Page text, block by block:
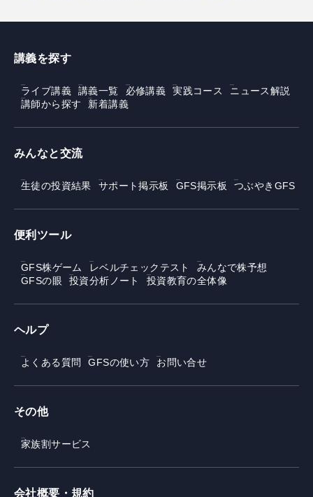
講義を探す
ライブ講義 講義一覧 必修講義 実践コース
ニュース解説
講師から探す
新着講義
みんなと交流
生徒の投資結果 サポート掲示板 GFS掲示板 つぶやきGFS
便利ツール
GFS株ゲーム レベルチェックテスト
みんなで株予想
GFSの眼
投資分析ノート 投資教育の全体像
ヘルプ
よくある質問 GFSの使い方 お問い合せ
その他
家族割サービス
会社概要・規約